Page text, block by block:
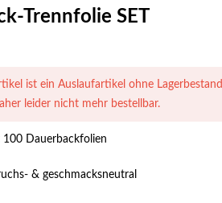
Trennfolie SET
ist ein Auslaufartikel ohne Lagerbestand
leider nicht mehr bestellbar.
Dauerbackfolien
& geschmacksneutral